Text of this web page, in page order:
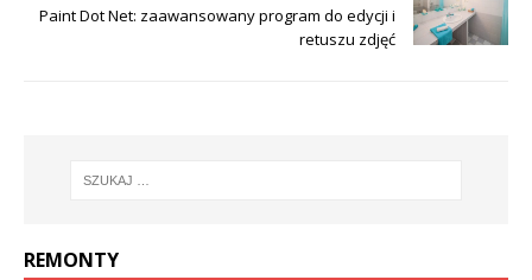
Paint Dot Net: zaawansowany program do edycji i
retuszu zdjęć
REMONTY